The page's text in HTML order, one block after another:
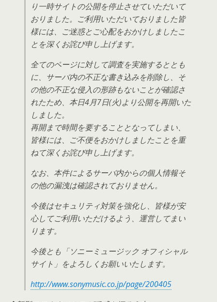
り一時サイトの公開を停止させていただいて
おりました。ご利用いただいておりました皆
様には、ご迷惑とご心配をおかけしましたこ
とを深くお詫び申し上げます。
全てのページに対して調査を実施するととも
に、サーバ内の不正な書き込みを削除し、そ
の他の不正な侵入の形跡もないことが確認さ
れたため、本日4月7日(火)より公開を再開いた
しました。
再開まで時間を要することとなってしまい、
皆様には、ご不便をおかけしましたことを重
ねて深くお詫び申し上げます。
なお、本件によるサーバ内からの個人情報そ
の他の漏洩は確認されておりません。
今後はセキュリティ対策を強化し、皆様が安
心してご利用いただけるよう、運営してまい
ります。
今後とも「ソニーミュージック オフィシャル
サイト」をよろしくお願いいたします。
http://www.sonymusic.co.jp/page/200405